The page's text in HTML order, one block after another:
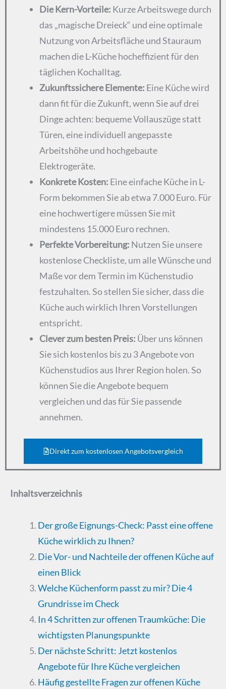
Die Kern-Vorteile: Kurze Arbeitswege durch
das „magische Dreieck“ und eine optimale
Nutzung von Arbeitsfläche und Stauraum
machen die L-Küche hocheffizient für den
täglichen Kochalltag.
Zukunftssichere Elemente: Eine Küche wird
dann fit für die Zukunft, wenn Sie auf drei
Dinge achten: bequeme Vollauszüge statt
Türen, eine individuell angepasste
Arbeitshöhe und hochgebaute
Elektrogeräte.
Konkrete Kosten: Eine einfache Küche in L-
Form bekommen Sie ab etwa 7.000 Euro. Für
eine hochwertigere müssen Sie mit
mindestens 15.000 Euro rechnen.
Perfekte Vorbereitung: Nutzen Sie unsere
kostenlose Checkliste, um alle Wünsche und
Maße vor dem Termin im Küchenstudio
festzuhalten. So stellen Sie sicher, dass die
Küche auch wirklich Ihren Vorstellungen
entspricht.
Clever zum besten Preis: Über uns können
Sie sich kostenlos bis zu 3 Angebote von
Küchenstudios aus Ihrer Region holen. So
können Sie die Angebote bequem
vergleichen und das für Sie passende
annehmen.
Direkt zum kostenlosen Angebotsvergleich
Inhaltsverzeichnis
Der große Eignungs-Check: Passt eine offene
Küche wirklich zu Ihnen?
Die Vor- und Nachteile der offenen Küche auf
einen Blick
Welche Küchenform passt zu mir? Die 4
Grundrisse im Check
In 4 Schritten zur offenen Traumküche: Die
wichtigsten Planungspunkte
Der nächste Schritt: Jetzt kostenlos
Angebote für Ihre Küche vergleichen
Häufig gestellte Fragen zur offenen Küche